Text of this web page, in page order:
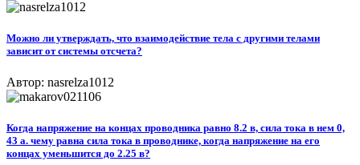
Можно ли утверждать, что взаимодействие тела с другими телами
зависит от системы отсчета?​
Автор: nasrelza1012
Когда напряжение на концах проводника равно 8.2 в, сила тока в нем 0,
43 а. чему равна сила тока в проводнике, когда напряжение на его
концах уменьшится до 2.25 в?